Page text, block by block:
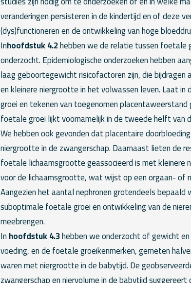
veranderingen persisteren in de kindertijd en of deze
(dys)functioneren en de ontwikkeling van hoge
Inhoofdstuk 4.2hebben we de relatie tussen foetale
onderzocht. Epidemiologische onderzoeken hebben
laag geboortegewicht risicofactoren zijn, die
en kleinere niergrootte in het volwassen leven. Laat
groei en tekenen van toegenomen
foetale groei lijkt voornamelijk in de tweede helft van
We hebben ook gevonden dat placentaire
niergrootte in de zwangerschap. Daarnaast lieten de
foetale lichaamsgrootte geassocieerd is met kleinere
voor de lichaamsgrootte, wat wijst op een orgaan-
Aangezien het aantal nephronen grotendeels
suboptimale foetale groei en ontwikkeling van de
meebrengen.
Inhoofdstuk 4.3hebben we onderzocht of gewicht
voeding, en de foetale groeikenmerken, gemeten
waren met niergrootte in de babytijd. De
zwangerschap en niervolume in de babytijd